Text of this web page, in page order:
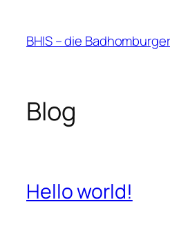
springen
BHIS – die
Blog
Hello world!